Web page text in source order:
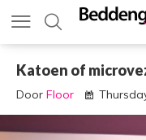
Katoen of
Door Floor